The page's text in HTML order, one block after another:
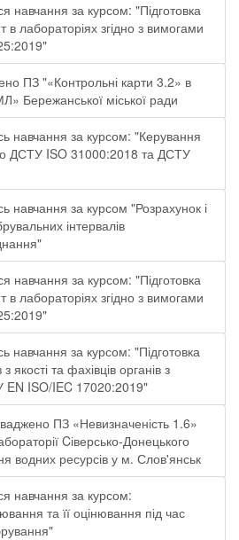
навчання за курсом: "Підготовка
в лабораторіях згідно з вимогами
ПЗ "«Контрольні карти 3.2» в
Бережанської міської ради
навчання за курсом: "Керування
ДСТУ ISO 31000:2018 та ДСТУ
навчання за курсом "Розрахунок і
інтервалів
навчання за курсом: "Підготовка
в лабораторіях згідно з вимогами
навчання за курсом: "Підготовка
якості та фахівців органів з
EN ISO/IEC 17020:2019"
ПЗ «Невизначеність 1.6»
Cіверсько-Донецького
водних ресурсів у м. Слов'янськ
навчання за курсом:
та її оцінювання під час